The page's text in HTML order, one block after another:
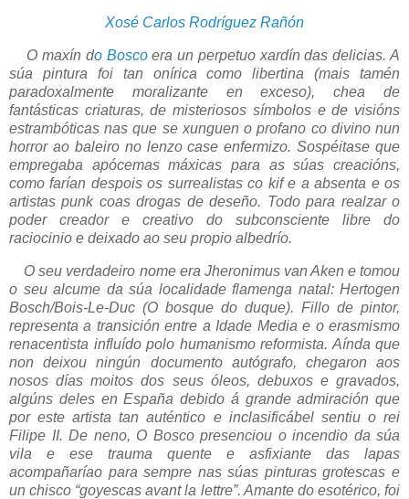
Xosé Carlos Rodríguez Rañón
O maxín do Boscoera un perpetuo xardín das delicias. A
súa pintura foi tan onírica como libertina (mais tamén
paradoxalmente moralizante en exceso), chea de
fantásticas criaturas, de misteriosos símbolos e de visións
estrambóticas nas que se xunguen o profano co divino nun
horror ao baleiro no lenzo case enfermizo. Sospéitase que
empregaba apócemas máxicas para as súas creacións,
como farían despois os surrealistas co kif e a absenta e os
artistas punk coas drogas de deseño. Todo para realzar o
poder creador e creativo do subconsciente libre do
raciocinio e deixado ao seu propio albedrío.
O seu verdadeiro nome era Jheronimus van Aken e tomou
o seu alcume da súa localidade flamenga natal: Hertogen
Bosch/Bois-Le-Duc (O bosque do duque). Fillo de pintor,
representa a transición entre a Idade Media e o erasmismo
renacentista influído polo humanismo reformista. Aínda que
non deixou ningún documento autógrafo, chegaron aos
nosos días moitos dos seus óleos, debuxos e gravados,
algúns deles en España debido á grande admiración que
por este artista tan auténtico e inclasificábel sentiu o rei
Filipe II. De neno, O Bosco presenciou o incendio da súa
vila e ese trauma quente e asfixiante das lapas
acompañaríao para sempre nas súas pinturas grotescas e
un chisco “goyescas avant la lettre”. Amante do esotérico, foi